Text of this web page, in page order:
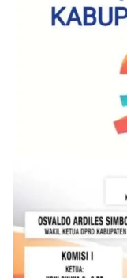
rumah
kelurahan
Suraukur
rumah
sekaligus
oleh
dengan
masing-
akrab,
situasi